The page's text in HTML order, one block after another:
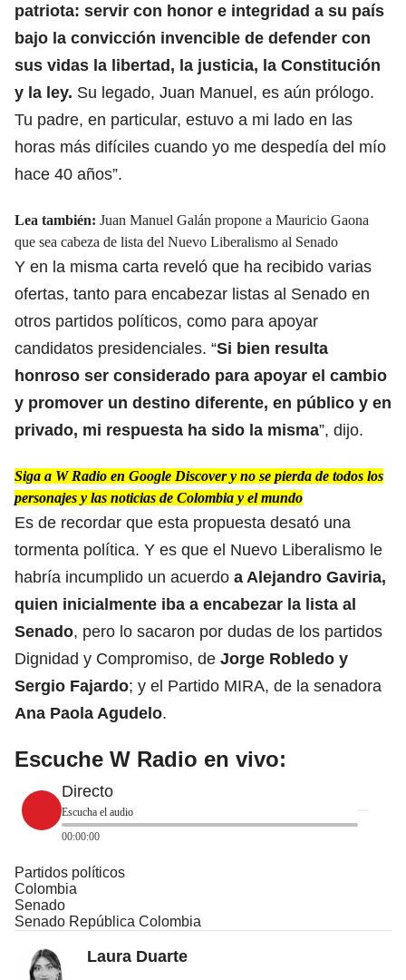
patriota: servir con honor e integridad a su país
bajo la convicción invencible de defender con
sus vidas la libertad, la justicia, la Constitución
y la ley. Su legado, Juan Manuel, es aún prólogo.
Tu padre, en particular, estuvo a mi lado en las
horas más difíciles cuando yo me despedía del mío
hace 40 años”.
Lea también: Juan Manuel Galán propone a Mauricio Gaona
que sea cabeza de lista del Nuevo Liberalismo al Senado
Y en la misma carta reveló que ha recibido varias
ofertas, tanto para encabezar listas al Senado en
otros partidos políticos, como para apoyar
candidatos presidenciales. “Si bien resulta
honroso ser considerado para apoyar el cambio
y promover un destino diferente, en público y en
privado, mi respuesta ha sido la misma”, dijo.
Siga a W Radio en Google Discover y no se pierda de todos los
personajes y las noticias de Colombia y el mundo
Es de recordar que esta propuesta desató una
tormenta política. Y es que el Nuevo Liberalismo le
habría incumplido un acuerdo a Alejandro Gaviria,
quien inicialmente iba a encabezar la lista al
Senado, pero lo sacaron por dudas de los partidos
Dignidad y Compromiso, de Jorge Robledo y
Sergio Fajardo; y el Partido MIRA, de la senadora
Ana Paola Agudelo.
Escuche W Radio en vivo:
Directo
Escucha el audio
00:00:00
Partidos políticos
Colombia
Senado
Senado República Colombia
Laura Duarte